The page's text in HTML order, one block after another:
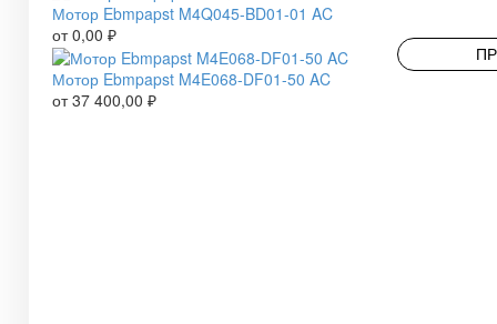
Мотор Ebmpapst M4Q045-BD01-01 AC
от0,00 ₽
Мотор Ebmpapst M4E068-DF01-50 AC
от37 400,00 ₽